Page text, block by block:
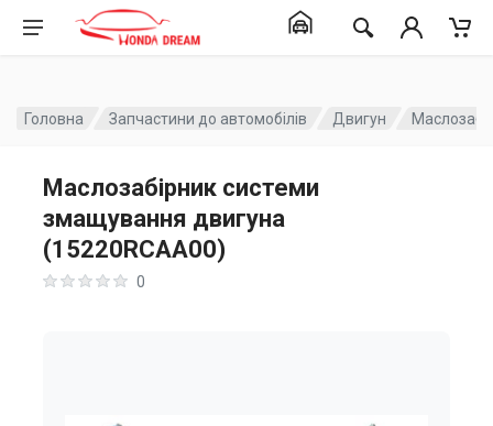
Головна Запчастини до автомобілів Двигун
Маслозабірник системи
змащування двигуна
(15220RCAA00)
0